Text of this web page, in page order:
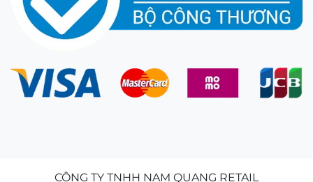
CÔNG TY TNHH NAM QUANG RETAIL